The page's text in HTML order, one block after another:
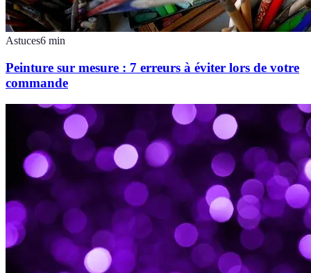
Astuces6 min
Peinture sur mesure : 7 erreurs à éviter lors de votre
commande